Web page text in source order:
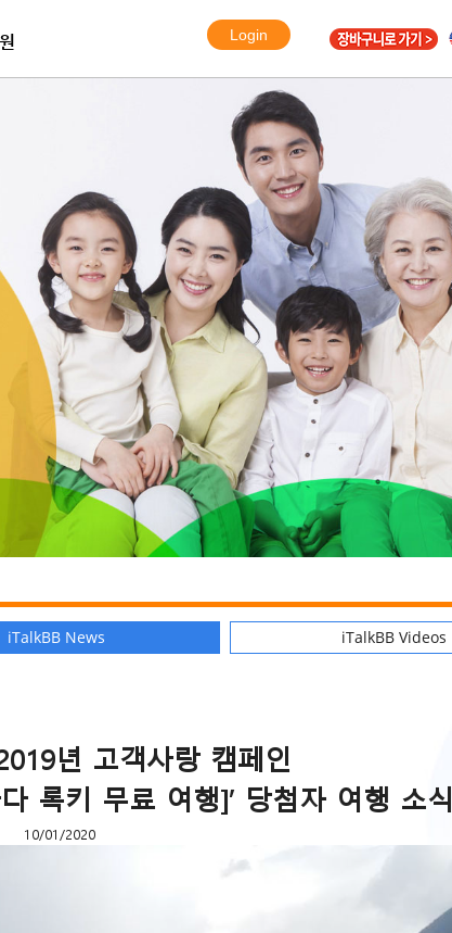
시스템
비스 국제통화 요금표
토크 엠 국제통화 요금표
iTalkBB News iTalkBB Videos
년 고객사랑 캠페인
록키 무료 여행]’ 당첨자 여행 소식
10/01/2020